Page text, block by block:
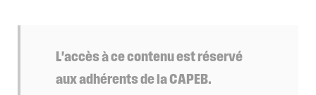
L'accès à ce contenu est réservé
aux adhérents de la CAPEB.